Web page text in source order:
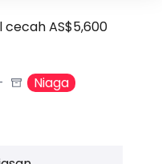
cecah AS$5,600
Niaga